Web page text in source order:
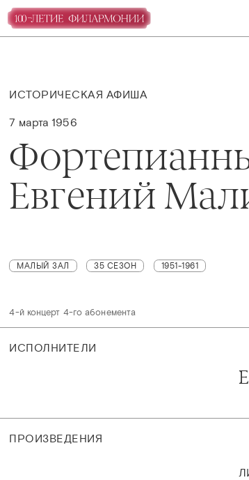
ИСТОРИЧЕСКАЯ АФИША
7 марта 1956
Евгений
МАЛЫЙ ЗАЛ 35 СЕЗОН 1951-1961
4-й концерт 4-го абонемента
ИСПОЛНИТЕЛИ
ПРОИЗВЕДЕНИЯ